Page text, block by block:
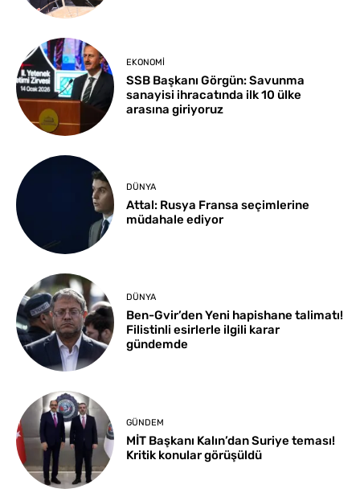
EKONOMI
SSB Başkanı Görgün: Savunma
sanayisi ihracatında ilk 10 ülke
arasına giriyoruz
DÜNYA
Attal: Rusya Fransa seçimlerine
müdahale ediyor
DÜNYA
Ben-Gvir’den Yeni hapishane talimatı!
Filistinli esirlerle ilgili karar
gündemde
GÜNDEM
MİT Başkanı Kalın’dan Suriye teması!
Kritik konular görüşüldü